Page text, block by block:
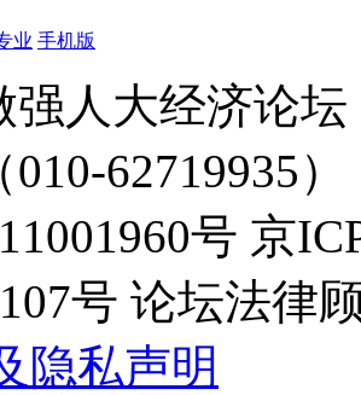
业 手机版
强人大经济论
62719935）
号 京
号 论坛法律
隐私声明